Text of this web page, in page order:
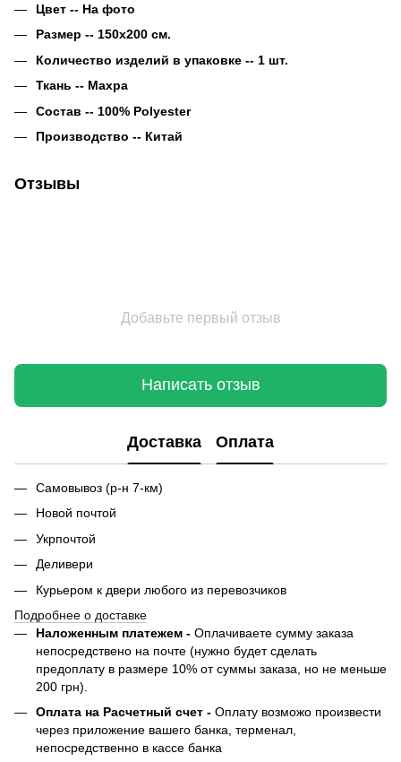
Цвет -- На фото
Размер -- 150х200 см.
Количество изделий в упаковке -- 1 шт.
Ткань -- Махра
Состав -- 100% Polyester
Производство -- Китай
Отзывы
Добавьте первый отзыв
Написать отзыв
Доставка Оплата
Самовывоз (р-н 7-км)
Новой почтой
Укрпочтой
Деливери
Курьером к двери любого из перевозчиков
Подробнее о доставке
Наложенным платежем - Оплачиваете сумму заказа
непосредствено на почте (нужно будет сделать
предоплату в размере 10% от суммы заказа, но не меньше
200 грн).
Оплата на Расчетный счет - Оплату возможо произвести
через приложение вашего банка, терменал,
непосредственно в кассе банка